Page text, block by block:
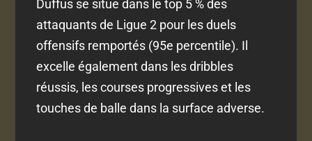
Duffus se situe dans le top 5 % des
attaquants de Ligue 2 pour les duels
offensifs remportés (95e percentile). Il
excelle également dans les dribbles
réussis, les courses progressives et les
touches de balle dans la surface adverse.